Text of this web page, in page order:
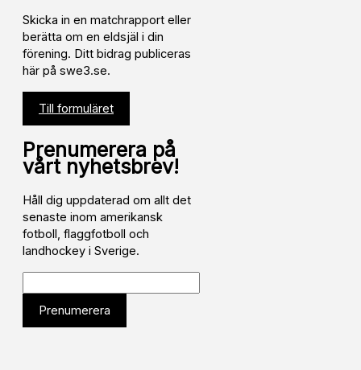
Skicka in en matchrapport eller
berätta om en eldsjäl i din
förening. Ditt bidrag publiceras
här på swe3.se.
Till formuläret
Prenumerera på
vårt nyhetsbrev!
Håll dig uppdaterad om allt det
senaste inom amerikansk
fotboll, flaggfotboll och
landhockey i Sverige.